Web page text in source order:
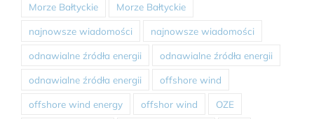
Morze Bałtyckie Morze Bałtyckie
najnowsze wiadomości najnowsze wiadomości
odnawialne źródła energii odnawialne źródła energii
odnawialne źródła energii offshore wind
offshore wind energy offshor wind OZE